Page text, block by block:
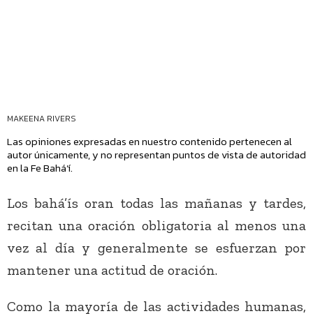
MAKEENA RIVERS
Las opiniones expresadas en nuestro contenido pertenecen al
autor únicamente, y no representan puntos de vista de autoridad
en la Fe Bahá’í.
Los bahá’ís oran todas las mañanas y tardes,
recitan una oración obligatoria al menos una
vez al día y generalmente se esfuerzan por
mantener una actitud de oración.
Como la mayoría de las actividades humanas,